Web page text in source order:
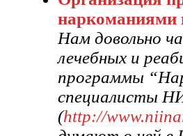
наркоманиями
Нам довольно
лечебных и
программы
специалисты
(http://